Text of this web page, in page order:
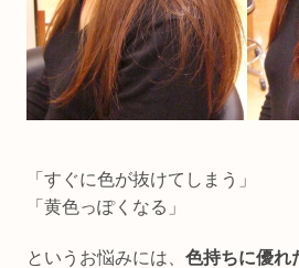
「すぐに色が抜けてしまう」
「黄色っぽくなる」
というお悩みには、 色持ちに優れ